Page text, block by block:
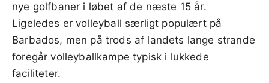
nye golfbaner i løbet af de næste 15 år.
Ligeledes er volleyball særligt populært på
Barbados, men på trods af landets lange strande
foregår volleyballkampe typisk i lukkede
faciliteter.